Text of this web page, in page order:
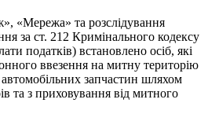
«Мережа» та розслідування
за ст. 212 Кримінального кодексу
податків) встановлено осіб, які
ввезення на митну територію
запчастин шляхом
та з приховування від митного